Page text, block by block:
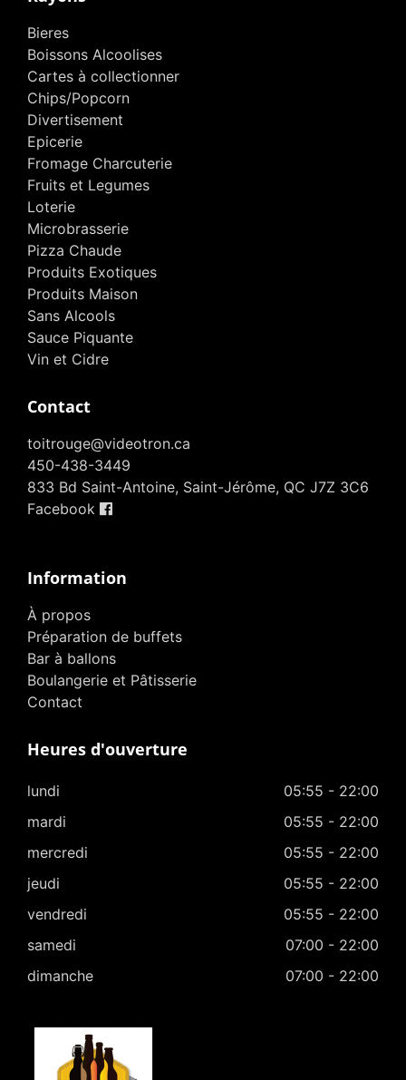
Bieres
Boissons Alcoolises
Cartes à collectionner
Chips/Popcorn
Divertisement
Epicerie
Fromage Charcuterie
Fruits et Legumes
Loterie
Microbrasserie
Pizza Chaude
Produits Exotiques
Produits Maison
Sans Alcools
Sauce Piquante
Vin et Cidre
Contact
toitrouge@videotron.ca
450-438-3449
833 Bd Saint-Antoine, Saint-Jérôme, QC J7Z 3C6
Facebook
Information
À propos
Préparation de buffets
Bar à ballons
Boulangerie et Pâtisserie
Contact
Heures d'ouverture
lundi
05:55 - 22:00
mardi
05:55 - 22:00
mercredi
05:55 - 22:00
jeudi
05:55 - 22:00
vendredi
05:55 - 22:00
samedi
07:00 - 22:00
dimanche
07:00 - 22:00